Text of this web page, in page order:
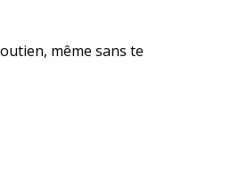
même sans te